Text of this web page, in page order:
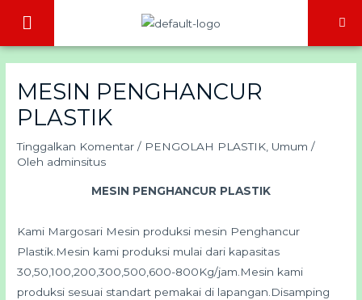
konten
Menu
MESIN PENGHANCUR
PLASTIK
Tinggalkan Komentar / PENGOLAH PLASTIK, Umum /
Oleh adminsitus
MESIN PENGHANCUR PLASTIK
Kami Margosari Mesin produksi mesin Penghancur
Plastik.Mesin kami produksi mulai dari kapasitas
30,50,100,200,300,500,600-800Kg/jam.Mesin kami
produksi sesuai standart pemakai di lapangan.Disamping